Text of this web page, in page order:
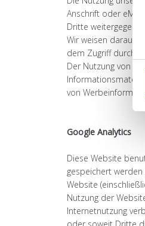
Anschrift oder
Dritte weitergegeben.
Wir weisen darauf
dem Zugriff durch
Der Nutzung von
von
Google Analytics
Diese Website
gespeichert
Website
Nutzung der
Internetnutzung